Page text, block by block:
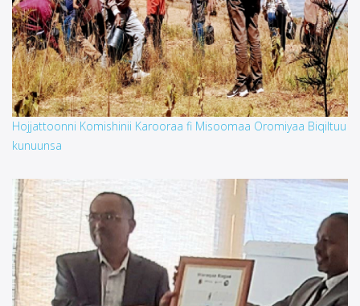
Hojjattoonni Komishinii Karooraa fi Misoomaa Oromiyaa Biqiltuu
kunuunsa